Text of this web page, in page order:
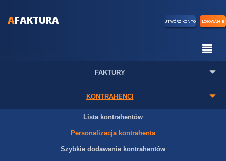
AFAKTURA UTWÓRZ KONTO LOGOWANIE
FAKTURY
KONTRAHENCI
Lista kontrahentów
Personalizacja kontrahenta
Szybkie dodawanie kontrahentów